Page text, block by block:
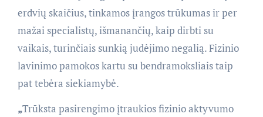
erdvių skaičius, tinkamos įrangos trūkumas ir per
mažai specialistų, išmanančių, kaip dirbti su
vaikais, turinčiais sunkią judėjimo negalią. Fizinio
lavinimo pamokos kartu su bendramoksliais taip
pat tebėra siekiamybė.
„Trūksta pasirengimo įtraukios fizinio aktyvumo